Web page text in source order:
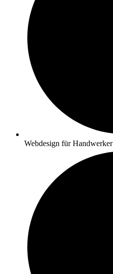
Webdesign für Handwerker